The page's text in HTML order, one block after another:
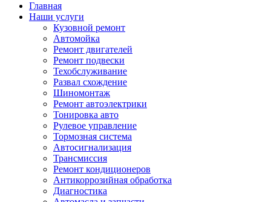
Главная
Наши услуги
Кузовной ремонт
Автомойка
Ремонт двигателей
Ремонт подвески
Техобслуживание
Развал схождение
Шиномонтаж
Ремонт автоэлектрики
Тонировка авто
Рулевое управление
Тормозная система
Автосигнализация
Трансмиссия
Ремонт кондиционеров
Антикоррозийная обработка
Диагностика